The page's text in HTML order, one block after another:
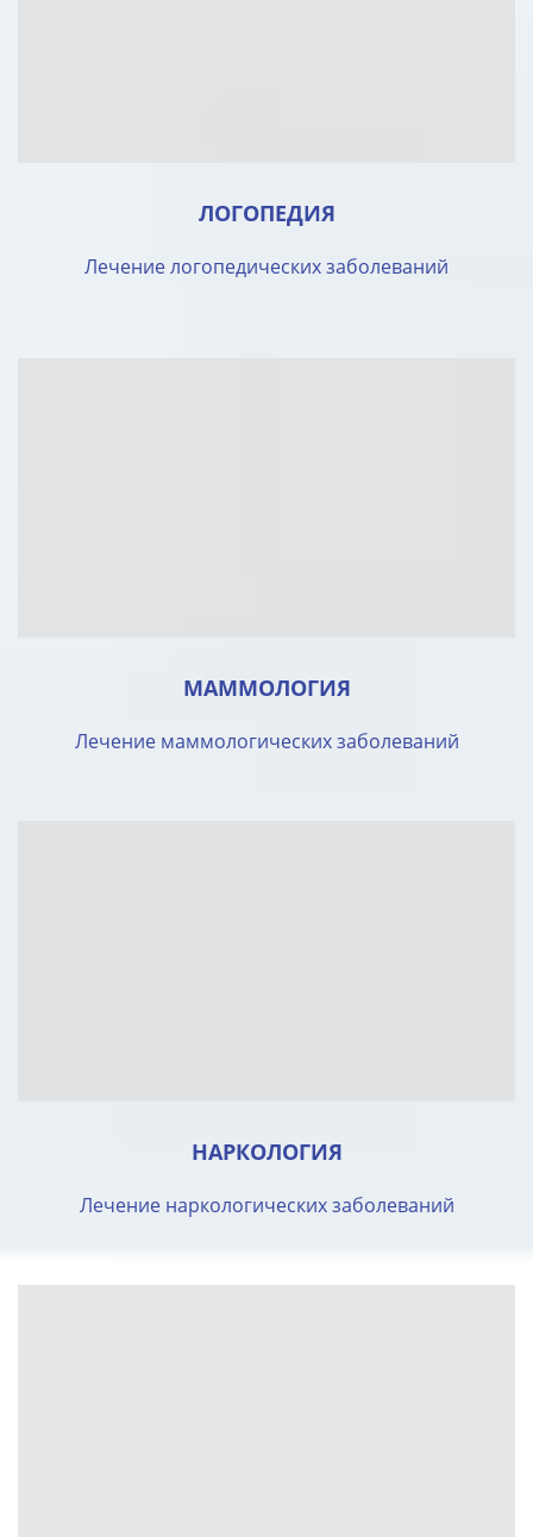
ЛОГОПЕДИЯ
Лечение логопедических заболеваний
МАММОЛОГИЯ
Лечение маммологических заболеваний
НАРКОЛОГИЯ
Лечение наркологических заболеваний